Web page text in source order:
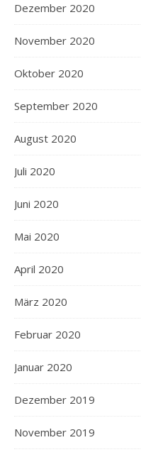
Dezember 2020
November 2020
Oktober 2020
September 2020
August 2020
Juli 2020
Juni 2020
Mai 2020
April 2020
März 2020
Februar 2020
Januar 2020
Dezember 2019
November 2019